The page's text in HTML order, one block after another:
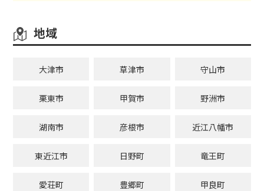
地域
大津市 草津市 守山市
栗東市 甲賀市 野洲市
湖南市 彦根市 近江八幡市
東近江市 日野町 竜王町
愛荘町 豊郷町 甲良町